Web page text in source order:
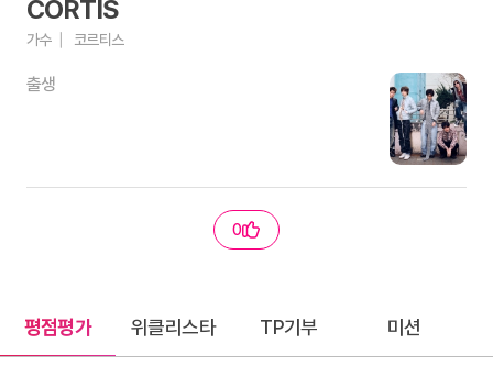
CORTIS
가수 코르티스
출생
0
평점평가 위클리스타 TP기부 미션